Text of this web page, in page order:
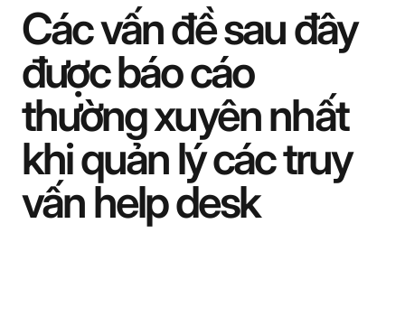
Các vấn đề sau đây
được báo cáo
thường xuyên nhất
khi quản lý các truy
vấn help desk